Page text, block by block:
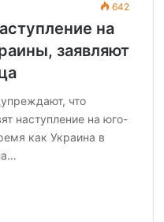
642
на
заявляют
что
наступление на юго-
как Украина в